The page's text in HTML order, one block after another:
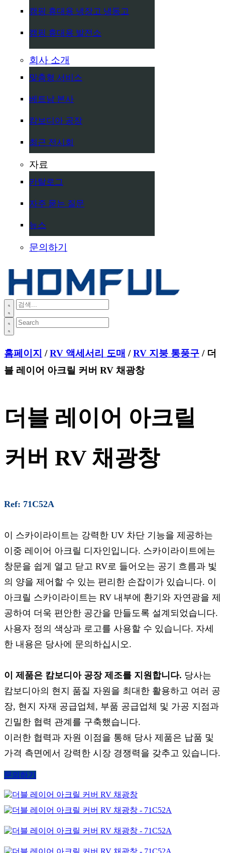
캠핑 휴대용 냉장고 냉동고
캠핑 휴대용 발전소
회사 소개
맞춤형 서비스
베트남 본사
캄보디아 공장
최근 전시회
자료
카탈로그
자주 묻는 질문
뉴스
문의하기
홈페이지 /RV 액세서리 도매 /RV 지붕 통풍구 / 더
블 레이어 아크릴 커버 RV 채광창
더블 레이어 아크릴
커버 RV 채광창
Ref: 71C52A
이 스카이라이트는 강력한 UV 차단 기능을 제공하는
이중 레이어 아크릴 디자인입니다. 스카이라이트에는
창문을 쉽게 열고 닫고 RV로 들어오는 공기 흐름과 빛
의 양을 제어할 수 있는 편리한 손잡이가 있습니다. 이
아크릴 스카이라이트는 RV 내부에 환기와 자연광을 제
공하여 더욱 편안한 공간을 만들도록 설계되었습니다.
사용자 정의 색상과 로고를 사용할 수 있습니다. 자세
한 내용은 당사에 문의하십시오.
이 제품은 캄보디아 공장 제조를 지원합니다. 당사는
캄보디아의 현지 품질 자원을 최대한 활용하고 여러 공
장, 현지 자재 공급업체, 부품 공급업체 및 가공 지점과
긴밀한 협력 관계를 구축했습니다.
이러한 협력과 자원 이점을 통해 당사 제품은 납품 및
가격 측면에서 강력한 시장 경쟁력을 갖추고 있습니다.
문의하기